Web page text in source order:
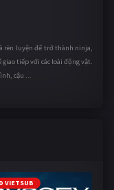
rèn luyện để trở thành ninja,
tiếp với các loài động vật.
cậu ...
VIETSUB